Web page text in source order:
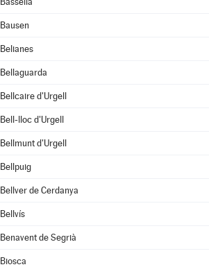
Bausen
Belianes
Bellaguarda
Bellcaire d'Urgell
Bell-lloc d'Urgell
Bellmunt d'Urgell
Bellpuig
Bellver de Cerdanya
Bellvís
Benavent de Segrià
Biosca